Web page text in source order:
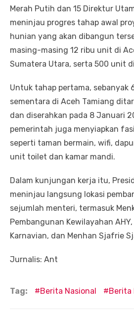
Merah Putih dan 15 Direktur
meninjau progres tahap awal
hunian yang akan dibangun
masing-masing 12 ribu unit di
Sumatera Utara, serta 500 unit
Untuk tahap pertama, sebanyak
sementara di Aceh Tamiang
dan diserahkan pada 8 Januari
pemerintah juga menyiapkan
seperti taman bermain, wifi,
unit toilet dan kamar mandi.
Dalam kunjungan kerja itu,
meninjau langsung lokasi
sejumlah menteri, termasuk
Pembangunan Kewilayahan
Karnavian, dan Menhan Sjafrie
Jurnalis: Ant
Tag: Berita Nasional Berita